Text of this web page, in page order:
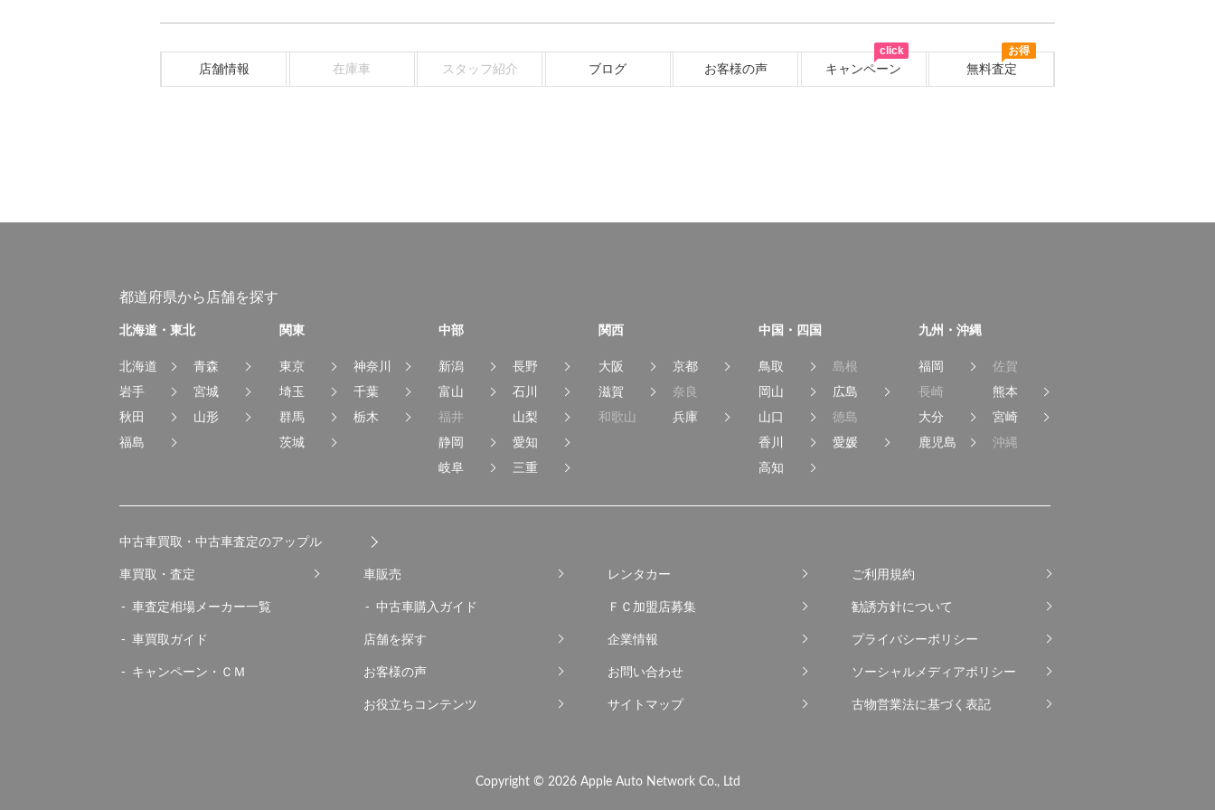
店舗情報 在庫車 スタッフ紹介 ブログ お客様の声 キャンペーン
お得
無料査定
click
都道府県から店舗を探す
北海道・東北
北海道
青森
岩手
宮城
秋田
山形
福島
関東
東京
神奈川
埼玉
千葉
群馬
栃木
茨城
中部
新潟
長野
富山
石川
福井
山梨
静岡
愛知
岐阜
三重
関西
大阪
京都
滋賀
奈良
和歌山
兵庫
中国・四国
鳥取
島根
岡山
広島
山口
徳島
香川
愛媛
高知
九州・沖縄
福岡
佐賀
長崎
熊本
大分
宮崎
鹿児島
沖縄
中古車買取・中古車査定のアップル
車買取・査定
車査定相場メーカー一覧
車買取ガイド
キャンペーン・ＣＭ
車販売
中古車購入ガイド
店舗を探す
お客様の声
お役立ちコンテンツ
レンタカー
ＦＣ加盟店募集
企業情報
お問い合わせ
サイトマップ
ご利用規約
勧誘方針について
プライバシーポリシー
ソーシャルメディアポリシー
古物営業法に基づく表記
Copyright © 2026 Apple Auto Network Co., Ltd